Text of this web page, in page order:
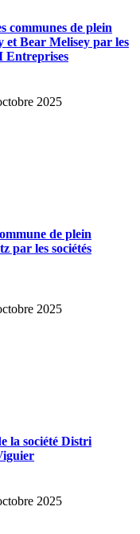
communes de plein
et Bear Melisey par les
Entreprises
2025
de plein
par les sociétés
2025
la société Distri
2025